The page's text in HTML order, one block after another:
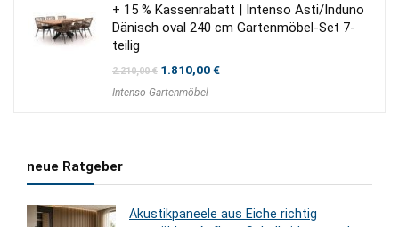
+ 15 % Kassenrabatt | Intenso Asti/Induno
Dänisch oval 240 cm Gartenmöbel-Set 7-
teilig
2.210,00€ Ursprünglicher
war:
1.810,00€Aktueller
Intenso Gartenmöbel
neue Ratgeber
Akustikpaneele aus Eiche richtig